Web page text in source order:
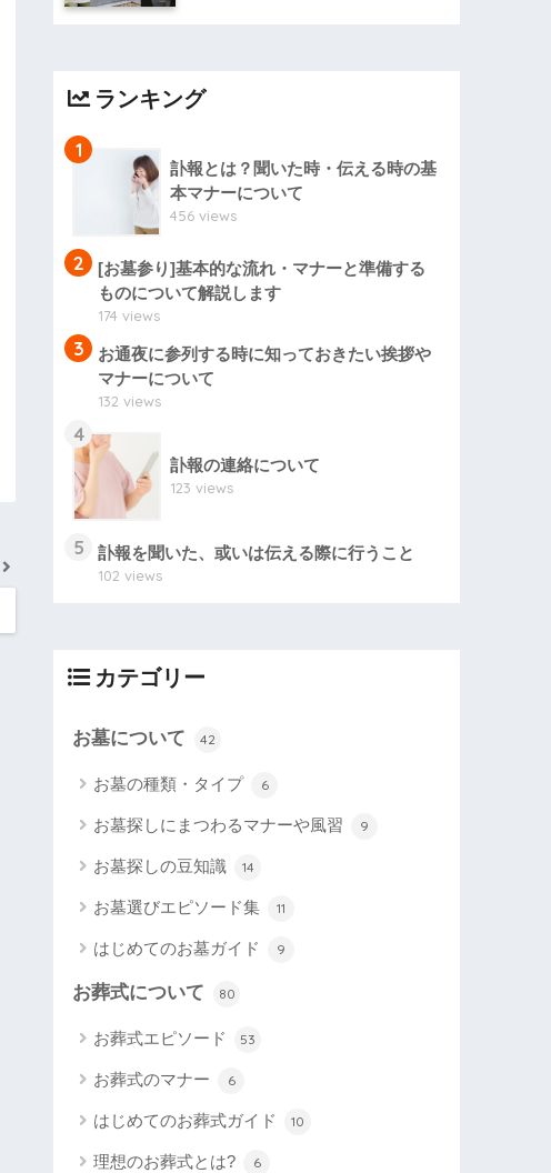
ランキング
1
訃報とは？聞いた時・伝える時の基
本マナーについて
456 views
2
[お墓参り]基本的な流れ・マナーと準備する
ものについて解説します
174 views
3
お通夜に参列する時に知っておきたい挨拶や
マナーについて
132 views
4
訃報の連絡について
123 views
5 訃報を聞いた、或いは伝える際に行うこと
102 views
カテゴリー
お墓について 42
お墓の種類・タイプ 6
お墓探しにまつわるマナーや風習 9
お墓探しの豆知識 14
お墓選びエピソード集 11
はじめてのお墓ガイド 9
お葬式について 80
お葬式エピソード 53
お葬式のマナー 6
はじめてのお葬式ガイド 10
理想のお葬式とは? 6